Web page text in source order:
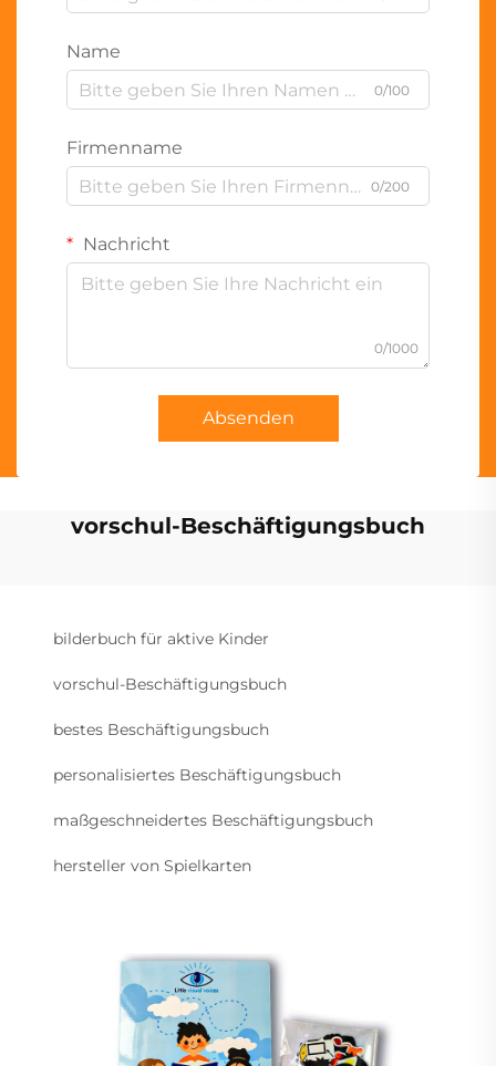
Name
0/100
Firmenname
0/200
Nachricht
0/1000
Absenden
vorschul-Beschäftigungsbuch
bilderbuch für aktive Kinder
vorschul-Beschäftigungsbuch
bestes Beschäftigungsbuch
personalisiertes Beschäftigungsbuch
maßgeschneidertes Beschäftigungsbuch
hersteller von Spielkarten